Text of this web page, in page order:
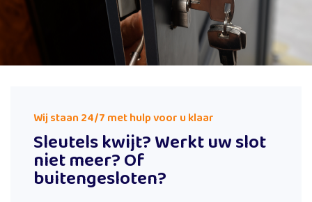
Wij staan 24/7 met hulp voor u klaar
Sleutels kwijt? Werkt uw slot
niet meer? Of
buitengesloten?